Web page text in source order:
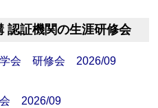
認証機関の生涯研修会
学会 研修会 2026/09
2026/09